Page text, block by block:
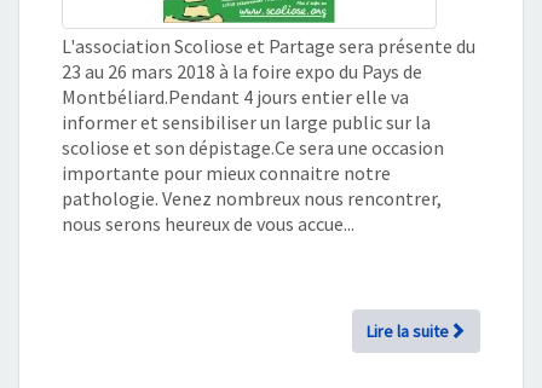
L'association Scoliose et Partage sera présente du
23 au 26 mars 2018 à la foire expo du Pays de
Montbéliard.Pendant 4 jours entier elle va
informer et sensibiliser un large public sur la
scoliose et son dépistage.Ce sera une occasion
importante pour mieux connaitre notre
pathologie. Venez nombreux nous rencontrer,
nous serons heureux de vous accue...
Lire la suite